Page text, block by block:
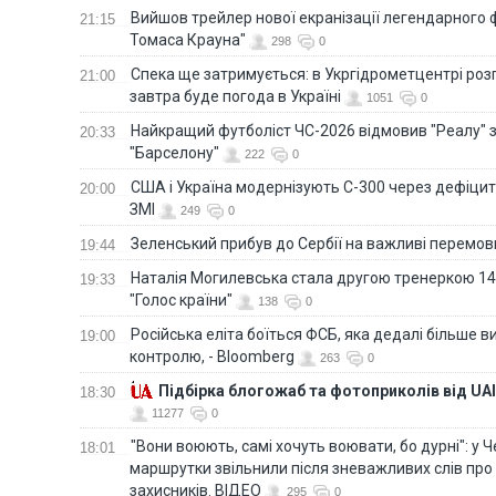
21:15
Вийшов трейлер нової екранізації
Томаса Крауна"
298 0
21:00
Спека ще затримується: в Укргідрометцентрі
завтра буде погода в Україні
1051 0
20:33
Найкращий футболіст ЧС-2026 відмовив "Реалу"
"Барселону"
222 0
20:00
США і Україна модернізують С-300 через
ЗМІ
249 0
19:44 Зеленський прибув до Сербії на важливі
19:33
Наталія Могилевська стала другою тренеркою
"Голос країни"
138 0
19:00
Російська еліта боїться ФСБ, яка дедалі більше
контролю, - Bloomberg
263 0
18:30 Підбірка блогожаб та фотоприколів від
11277 0
18:01
"Вони воюють, самі хочуть воювати, бо дурні": у
маршрутки звільнили після зневажливих слів про
захисників. ВІДЕО
295 0